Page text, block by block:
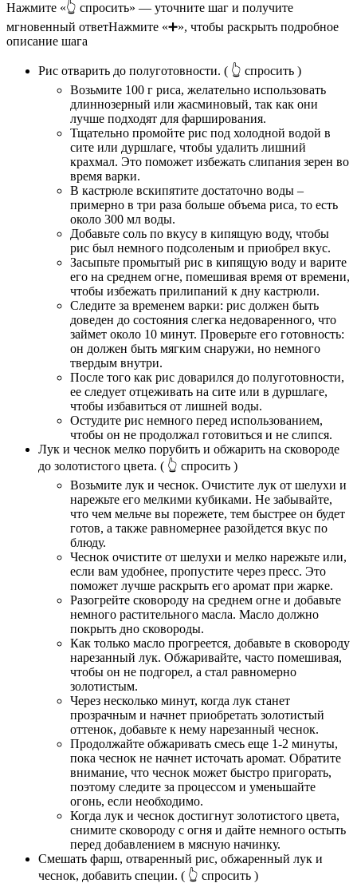
Нажмите «👆 спросить» — уточните шаг и получите
мгновенный ответНажмите «➕», чтобы раскрыть подробное
описание шага
Рис отварить до полуготовности. ( 👆 спросить )
Возьмите 100 г риса, желательно использовать
длиннозерный или жасминовый, так как они
лучше подходят для фарширования.
Тщательно промойте рис под холодной водой в
сите или дуршлаге, чтобы удалить лишний
крахмал. Это поможет избежать слипания зерен во
время варки.
В кастрюле вскипятите достаточно воды –
примерно в три раза больше объема риса, то есть
около 300 мл воды.
Добавьте соль по вкусу в кипящую воду, чтобы
рис был немного подсоленым и приобрел вкус.
Засыпьте промытый рис в кипящую воду и варите
его на среднем огне, помешивая время от времени,
чтобы избежать прилипаний к дну кастрюли.
Следите за временем варки: рис должен быть
доведен до состояния слегка недоваренного, что
займет около 10 минут. Проверьте его готовность:
он должен быть мягким снаружи, но немного
твердым внутри.
После того как рис доварился до полуготовности,
ее следует отцеживать на сите или в дуршлаге,
чтобы избавиться от лишней воды.
Остудите рис немного перед использованием,
чтобы он не продолжал готовиться и не слипся.
Лук и чеснок мелко порубить и обжарить на сковороде
до золотистого цвета. ( 👆 спросить )
Возьмите лук и чеснок. Очистите лук от шелухи и
нарежьте его мелкими кубиками. Не забывайте,
что чем мельче вы порежете, тем быстрее он будет
готов, а также равномернее разойдется вкус по
блюду.
Чеснок очистите от шелухи и мелко нарежьте или,
если вам удобнее, пропустите через пресс. Это
поможет лучше раскрыть его аромат при жарке.
Разогрейте сковороду на среднем огне и добавьте
немного растительного масла. Масло должно
покрыть дно сковороды.
Как только масло прогреется, добавьте в сковороду
нарезанный лук. Обжаривайте, часто помешивая,
чтобы он не подгорел, а стал равномерно
золотистым.
Через несколько минут, когда лук станет
прозрачным и начнет приобретать золотистый
оттенок, добавьте к нему нарезанный чеснок.
Продолжайте обжаривать смесь еще 1-2 минуты,
пока чеснок не начнет источать аромат. Обратите
внимание, что чеснок может быстро пригорать,
поэтому следите за процессом и уменьшайте
огонь, если необходимо.
Когда лук и чеснок достигнут золотистого цвета,
снимите сковороду с огня и дайте немного остыть
перед добавлением в мясную начинку.
Смешать фарш, отваренный рис, обжаренный лук и
чеснок, добавить специи. ( 👆 спросить )